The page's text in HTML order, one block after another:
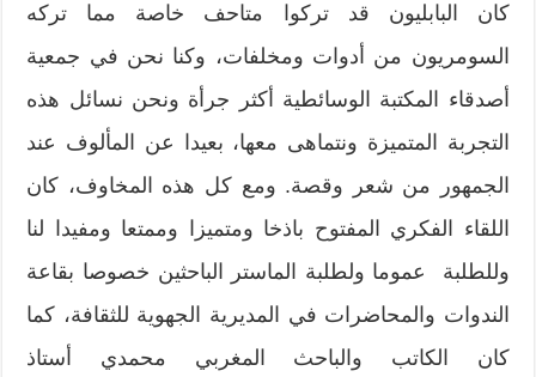
كان البابليون قد تركوا متاحف خاصة مما تركه
السومريون من أدوات ومخلفات، وكنا نحن في جمعية
أصدقاء المكتبة الوسائطية أكثر جرأة ونحن نسائل هذه
التجربة المتميزة ونتماهى معها، بعيدا عن المألوف عند
الجمهور من شعر وقصة. ومع كل هذه المخاوف، كان
اللقاء الفكري المفتوح باذخا ومتميزا وممتعا ومفيدا لنا
وللطلبة عموما ولطلبة الماستر الباحثين خصوصا بقاعة
الندوات والمحاضرات في المديرية الجهوية للثقافة، كما
كان الكاتب والباحث المغربي محمدي أستاذ